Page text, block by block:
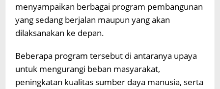
menyampaikan berbagai program pembangunan
yang sedang berjalan maupun yang akan
dilaksanakan ke depan.
Beberapa program tersebut di antaranya upaya
untuk mengurangi beban masyarakat,
peningkatan kualitas sumber daya manusia, serta